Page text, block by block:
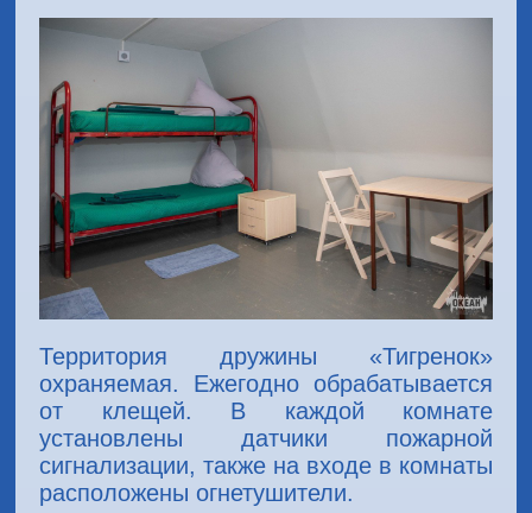
Территория дружины «Тигренок»
охраняемая. Ежегодно обрабатывается
от клещей. В каждой комнате
установлены датчики пожарной
сигнализации, также на входе в комнаты
расположены огнетушители.